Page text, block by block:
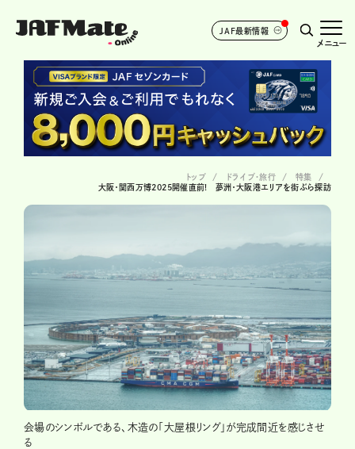
JAF最新情報
メニュー
トップ ドライブ･旅行
特集
大阪・関西万博2025開催直前! 夢洲・大阪港エリアを街ぶら探訪
会場のシンボルである、木造の「大屋根リング」が完成間近を感じさせ
る